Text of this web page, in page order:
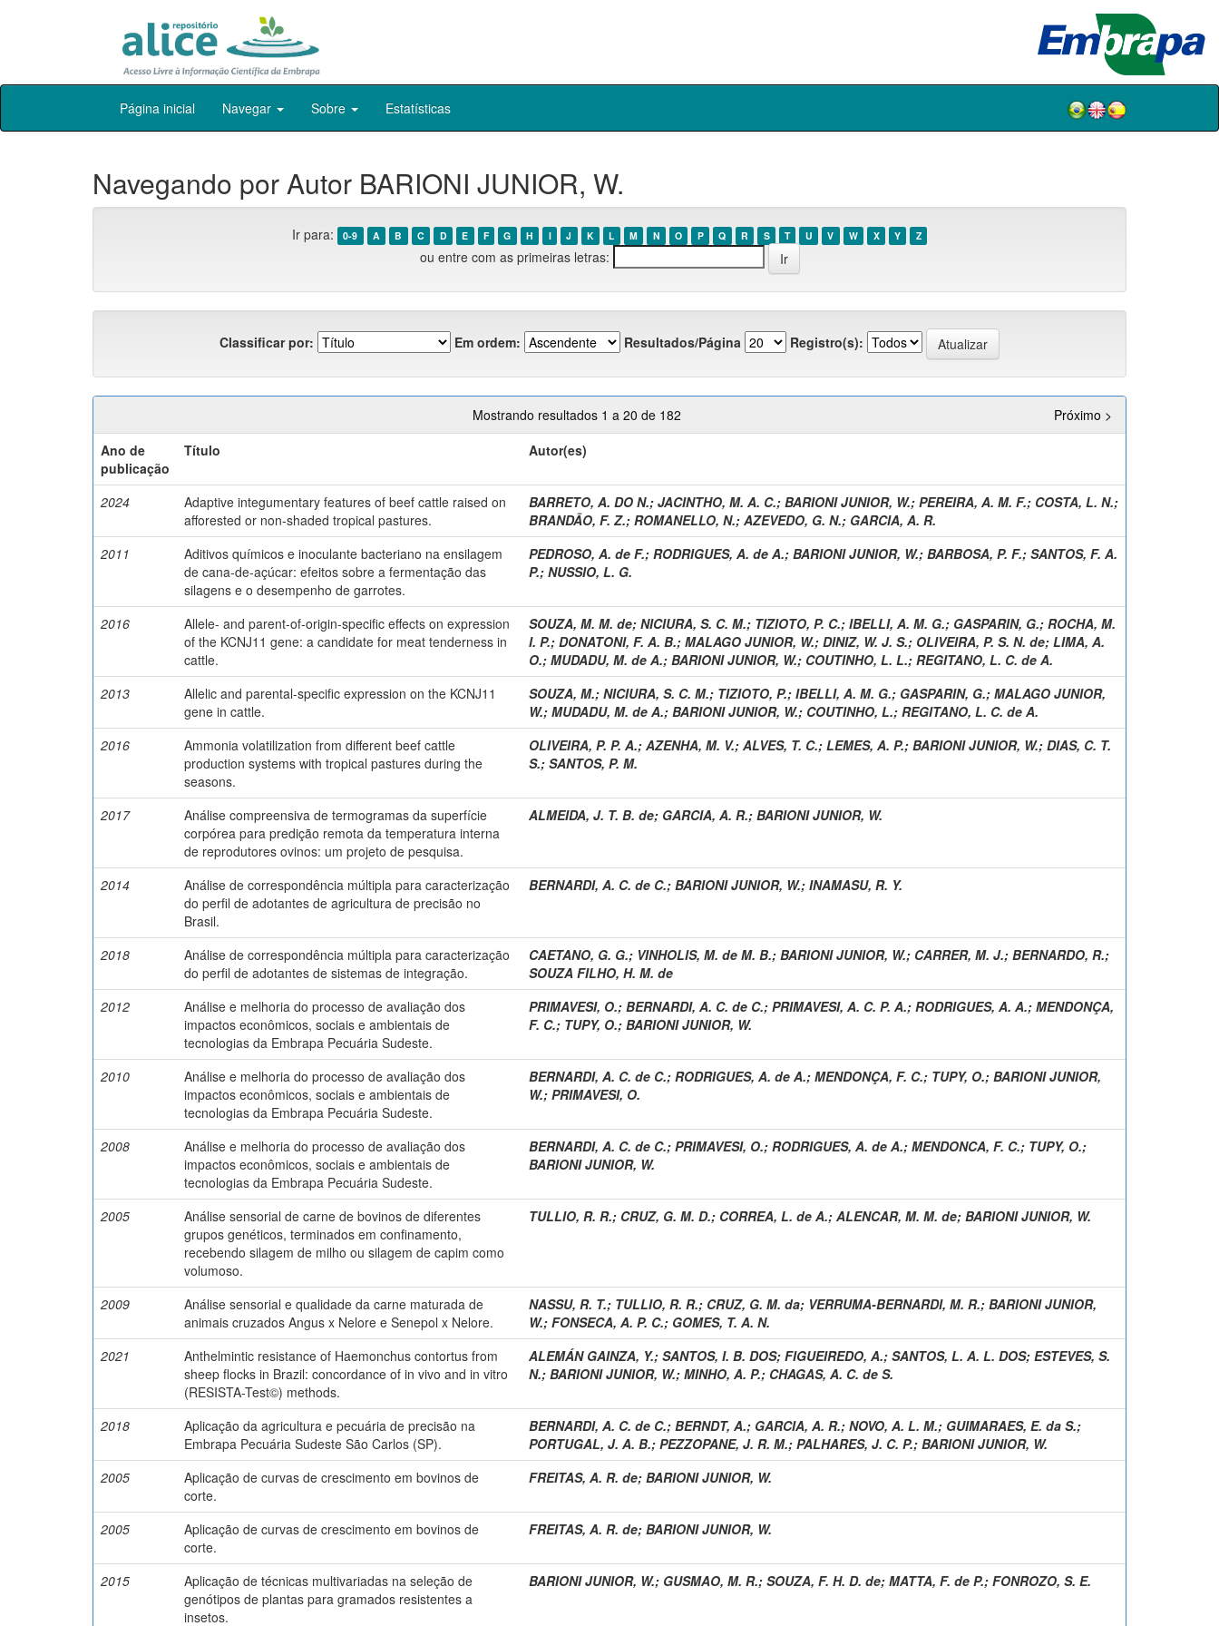
Skip
Página inicial Navegar Sobre Estatísticas
Navegando por Autor BARIONI JUNIOR, W.
Ir para: 0-9 A B C D E F G H I J K L M N O P Q R S T U V W X Y Z
ou entre com as primeiras letras:
Classificar por: Em ordem: Resultados/Página Registro(s):
Mostrando resultados 1 a 20 de 182
Próximo >
Ano de
publicação
Título Autor(es)
2024
Adaptive integumentary features of beef cattle raised on
afforested or non‐shaded tropical pastures.
BARRETO, A. DO N.; JACINTHO, M. A. C.; BARIONI JUNIOR, W.; PEREIRA, A. M. F.; COSTA, L. N.;
BRANDÃO, F. Z.; ROMANELLO, N.; AZEVEDO, G. N.; GARCIA, A. R.
2011
Aditivos químicos e inoculante bacteriano na ensilagem
de cana-de-açúcar: efeitos sobre a fermentação das
silagens e o desempenho de garrotes.
PEDROSO, A. de F.; RODRIGUES, A. de A.; BARIONI JUNIOR, W.; BARBOSA, P. F.; SANTOS, F. A.
P.; NUSSIO, L. G.
2016
Allele- and parent-of-origin-specific effects on expression
of the KCNJ11 gene: a candidate for meat tenderness in
cattle.
SOUZA, M. M. de; NICIURA, S. C. M.; TIZIOTO, P. C.; IBELLI, A. M. G.; GASPARIN, G.; ROCHA, M.
I. P.; DONATONI, F. A. B.; MALAGO JUNIOR, W.; DINIZ, W. J. S.; OLIVEIRA, P. S. N. de; LIMA, A.
O.; MUDADU, M. de A.; BARIONI JUNIOR, W.; COUTINHO, L. L.; REGITANO, L. C. de A.
2013
Allelic and parental-specific expression on the KCNJ11
gene in cattle.
SOUZA, M.; NICIURA, S. C. M.; TIZIOTO, P.; IBELLI, A. M. G.; GASPARIN, G.; MALAGO JUNIOR,
W.; MUDADU, M. de A.; BARIONI JUNIOR, W.; COUTINHO, L.; REGITANO, L. C. de A.
2016
Ammonia volatilization from different beef cattle
production systems with tropical pastures during the
seasons.
OLIVEIRA, P. P. A.; AZENHA, M. V.; ALVES, T. C.; LEMES, A. P.; BARIONI JUNIOR, W.; DIAS, C. T.
S.; SANTOS, P. M.
2017
Análise compreensiva de termogramas da superfície
corpórea para predição remota da temperatura interna
de reprodutores ovinos: um projeto de pesquisa.
ALMEIDA, J. T. B. de; GARCIA, A. R.; BARIONI JUNIOR, W.
2014
Análise de correspondência múltipla para caracterização
do perfil de adotantes de agricultura de precisão no
Brasil.
BERNARDI, A. C. de C.; BARIONI JUNIOR, W.; INAMASU, R. Y.
2018
Análise de correspondência múltipla para caracterização
do perfil de adotantes de sistemas de integração.
CAETANO, G. G.; VINHOLIS, M. de M. B.; BARIONI JUNIOR, W.; CARRER, M. J.; BERNARDO, R.;
SOUZA FILHO, H. M. de
2012
Análise e melhoria do processo de avaliação dos
impactos econômicos, sociais e ambientais de
tecnologias da Embrapa Pecuária Sudeste.
PRIMAVESI, O.; BERNARDI, A. C. de C.; PRIMAVESI, A. C. P. A.; RODRIGUES, A. A.; MENDONÇA,
F. C.; TUPY, O.; BARIONI JUNIOR, W.
2010
Análise e melhoria do processo de avaliação dos
impactos econômicos, sociais e ambientais de
tecnologias da Embrapa Pecuária Sudeste.
BERNARDI, A. C. de C.; RODRIGUES, A. de A.; MENDONÇA, F. C.; TUPY, O.; BARIONI JUNIOR,
W.; PRIMAVESI, O.
2008
Análise e melhoria do processo de avaliação dos
impactos econômicos, sociais e ambientais de
tecnologias da Embrapa Pecuária Sudeste.
BERNARDI, A. C. de C.; PRIMAVESI, O.; RODRIGUES, A. de A.; MENDONCA, F. C.; TUPY, O.;
BARIONI JUNIOR, W.
2005
Análise sensorial de carne de bovinos de diferentes
grupos genéticos, terminados em confinamento,
recebendo silagem de milho ou silagem de capim como
volumoso.
TULLIO, R. R.; CRUZ, G. M. D.; CORREA, L. de A.; ALENCAR, M. M. de; BARIONI JUNIOR, W.
2009
Análise sensorial e qualidade da carne maturada de
animais cruzados Angus x Nelore e Senepol x Nelore.
NASSU, R. T.; TULLIO, R. R.; CRUZ, G. M. da; VERRUMA-BERNARDI, M. R.; BARIONI JUNIOR,
W.; FONSECA, A. P. C.; GOMES, T. A. N.
2021
Anthelmintic resistance of Haemonchus contortus from
sheep flocks in Brazil: concordance of in vivo and in vitro
(RESISTA-Test©) methods.
ALEMÁN GAINZA, Y.; SANTOS, I. B. DOS; FIGUEIREDO, A.; SANTOS, L. A. L. DOS; ESTEVES, S.
N.; BARIONI JUNIOR, W.; MINHO, A. P.; CHAGAS, A. C. de S.
2018
Aplicação da agricultura e pecuária de precisão na
Embrapa Pecuária Sudeste São Carlos (SP).
BERNARDI, A. C. de C.; BERNDT, A.; GARCIA, A. R.; NOVO, A. L. M.; GUIMARAES, E. da S.;
PORTUGAL, J. A. B.; PEZZOPANE, J. R. M.; PALHARES, J. C. P.; BARIONI JUNIOR, W.
2005
Aplicação de curvas de crescimento em bovinos de
corte.
FREITAS, A. R. de; BARIONI JUNIOR, W.
2005
Aplicação de curvas de crescimento em bovinos de
corte.
FREITAS, A. R. de; BARIONI JUNIOR, W.
2015
Aplicação de técnicas multivariadas na seleção de
genótipos de plantas para gramados resistentes a
insetos.
BARIONI JUNIOR, W.; GUSMAO, M. R.; SOUZA, F. H. D. de; MATTA, F. de P.; FONROZO, S. E.